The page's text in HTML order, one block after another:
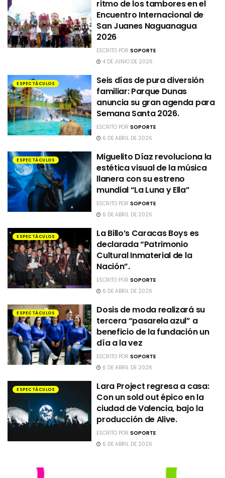
ritmo de los tambores en el
Encuentro Internacional de
San Juanes Naguanagua
2026
ESCRITO PORSOPORTE
4 DE JUNIO DE 2026
ESPECTÁCULOS
Seis días de pura diversión
familiar: Parque Dunas
anuncia su gran agenda para
Semana Santa 2026.
ESCRITO PORSOPORTE
6 DE ABRIL DE 2026
ESPECTÁCULOS
Miguelito Díaz revoluciona la
estética visual de la música
llanera con su estreno
mundial “La Luna y Ella”
ESCRITO PORSOPORTE
6 DE ABRIL DE 2026
ESPECTÁCULOS
La Billo’s Caracas Boys es
declarada “Patrimonio
Cultural Inmaterial de la
Nación”.
ESCRITO PORSOPORTE
6 DE ABRIL DE 2026
ESPECTÁCULOS
Dosis de moda realizará su
tercera “pasarela azul” a
beneficio de la fundación un
día a la vez
ESCRITO PORSOPORTE
6 DE ABRIL DE 2026
ESPECTÁCULOS
Lara Project regresa a casa:
Con un sold out épico en la
ciudad de Valencia, bajo la
producción de Alive.
ESCRITO PORSOPORTE
6 DE ABRIL DE 2026